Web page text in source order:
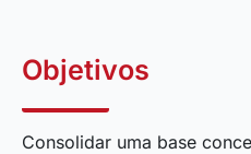
Objetivos
Consolidar uma base